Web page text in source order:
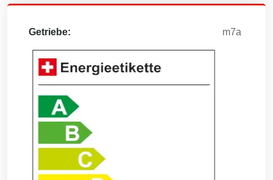
Getriebe: m7a